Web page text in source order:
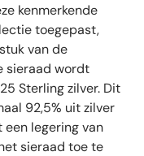
kenmerkende
toegepast,
van de
sieraad wordt
Sterling zilver. Dit
92,5% uit zilver
een legering van
sieraad toe te